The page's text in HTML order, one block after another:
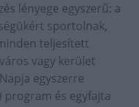
lényege egyszerű: a
sportolnak,
teljesített
vagy kerület
egyszerre
program és egyfajta